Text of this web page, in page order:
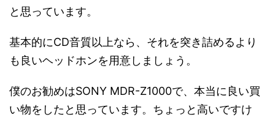
と思っています。
基本的にCD音質以上なら、それを突き詰めるより
も良いヘッドホンを用意しましょう。
僕のお勧めはSONY MDR-Z1000で、本当に良い買
い物をしたと思っています。ちょっと高いですけ